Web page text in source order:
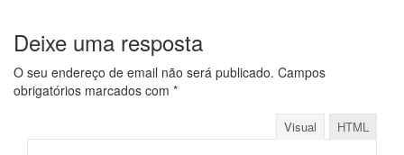
Deixe uma resposta
O seu endereço de email não será publicado. Campos
obrigatórios marcados com *
Visual HTML